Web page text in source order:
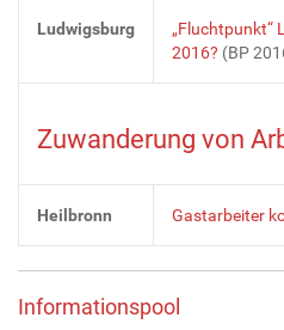
Ludwigsburg
„Fluchtpunkt“
2016? (BP
Zuwanderung von
Heilbronn Gastarbeiter
Informationspool